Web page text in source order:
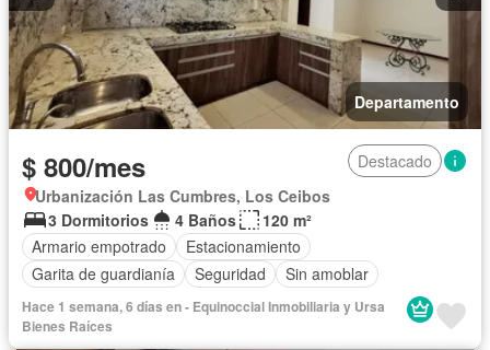
Departamento
$ 800/mes
Destacado
Urbanización Las Cumbres, Los Ceibos
3 Dormitorios
4 Baños
120 m²
Armario empotrado
Estacionamiento
Garita de guardianía
Seguridad Sin amoblar
Hace 1 semana, 6 días en - Equinoccial Inmobiliaria y Ursa
Bienes Raíces